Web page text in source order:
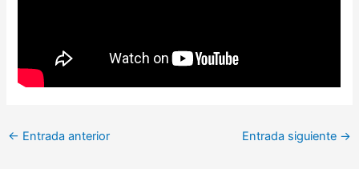
← Entrada anterior Entrada siguiente →